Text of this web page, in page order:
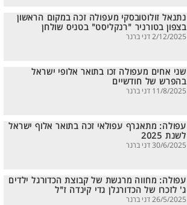
נתנאל זולוטובסקי מעפולה זכה במקום הראשון
בצפון בטורניר "רנקליסט" בטניס שולחן
2/12/2025 דני ברנר
שני אחים מעפולה זכו בתואר אלופי ישראל
בהפרש של חודשיים
11/8/2025 דני ברנר
עפולה: מתאגרף עפולאי זכה בתואר אלוף ישראל
לשנת 2025
30/6/2025 דני ברנר
עפולה: מחווה מרגשת של קבוצת הכדורגל ילדים
ג' לזכרו של הכדורגלן גדי קינדה ז"ל
26/5/2025 דני ברנר